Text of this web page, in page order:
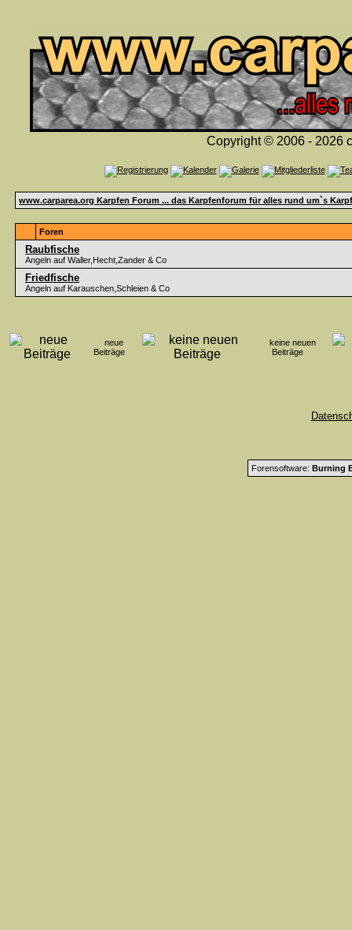
Copyright © 2006 - 2026
www.carparea.org Karpfen Forum ... das Karpfenforum für alles rund um`s
Foren
Raubfische
Angeln auf Waller,Hecht,Zander & Co
Friedfische
Angeln auf Karauschen,Schleien & Co
neue
Beiträge
keine neuen
Beiträge
Forensoftware: Burning